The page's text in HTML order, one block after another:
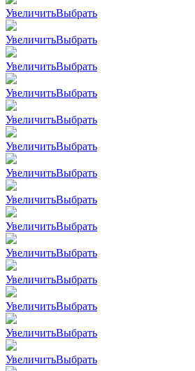
УвеличитьВыбрать
УвеличитьВыбрать
УвеличитьВыбрать
УвеличитьВыбрать
УвеличитьВыбрать
УвеличитьВыбрать
УвеличитьВыбрать
УвеличитьВыбрать
УвеличитьВыбрать
УвеличитьВыбрать
УвеличитьВыбрать
УвеличитьВыбрать
УвеличитьВыбрать
УвеличитьВыбрать